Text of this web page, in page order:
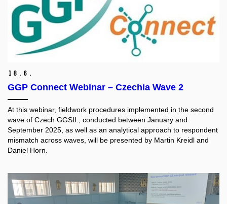
18. 6.
GGP Connect Webinar – Czechia Wave 2
At this webinar, fieldwork procedures implemented in the second
wave of Czech GGSII., conducted between January and
September 2025, as well as an analytical approach to respondent
mismatch across waves, will be presented by Martin Kreidl and
Daniel Horn.